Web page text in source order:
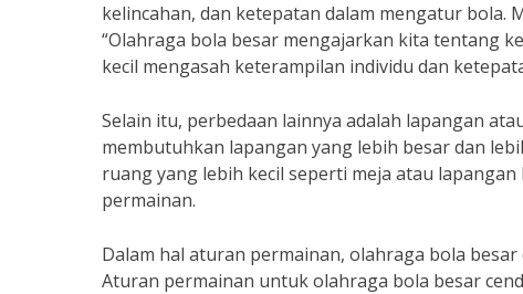
kelincahan, dan ketepatan dalam mengatur bola.
“Olahraga bola besar mengajarkan kita tentang
kecil mengasah keterampilan individu dan
Selain itu, perbedaan lainnya adalah lapangan
membutuhkan lapangan yang lebih besar dan
ruang yang lebih kecil seperti meja atau
permainan.
Dalam hal aturan permainan, olahraga bola
Aturan permainan untuk olahraga bola besar